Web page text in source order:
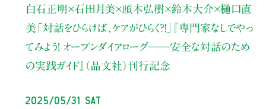
白石正明×石田月美×頭木弘樹×鈴木大介×樋口直
美 「対話をひらけば、ケアがひらく?!」
『専門家なしでやっ
てみよう！ オープンダイアローグ──安全な対話のため
の実践ガイド』（晶文社）刊行記念
2025/05/31 Sat